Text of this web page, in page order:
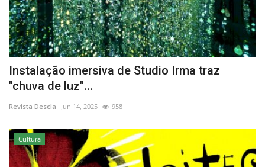
Instalação imersiva de Studio Irma traz
"chuva de luz"...
Revista Descla Jun 14, 2025 958
Cultura